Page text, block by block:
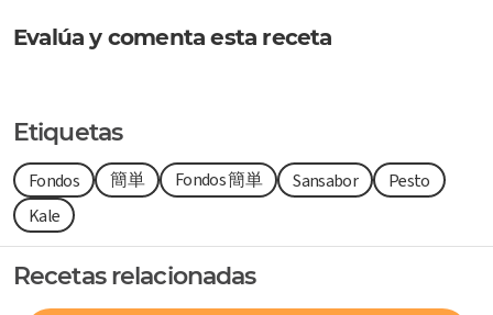
Evalúa y comenta esta receta
Etiquetas
Fondos 簡単 Fondos 簡単 Sansabor
Pesto
Kale
Recetas relacionadas